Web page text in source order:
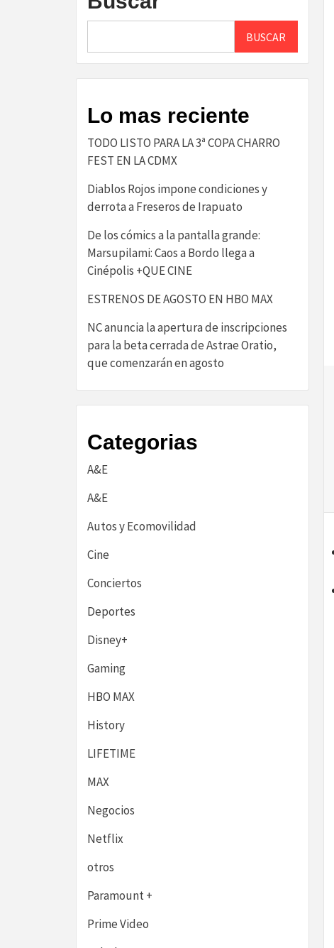
BUSCAR
Lo mas reciente
TODO LISTO PARA LA 3ª COPA CHARRO
FEST EN LA CDMX
Diablos Rojos impone condiciones y
derrota a Freseros de Irapuato
De los cómics a la pantalla grande:
Marsupilami: Caos a Bordo llega a
Cinépolis +QUE CINE
ESTRENOS DE AGOSTO EN HBO MAX
NC anuncia la apertura de inscripciones
para la beta cerrada de Astrae Oratio,
que comenzarán en agosto
Categorias
A&E
A&E
Autos y Ecomovilidad
Cine
Conciertos
Deportes
Disney+
Gaming
HBO MAX
History
LIFETIME
MAX
Negocios
Netflix
otros
Paramount +
Prime Video